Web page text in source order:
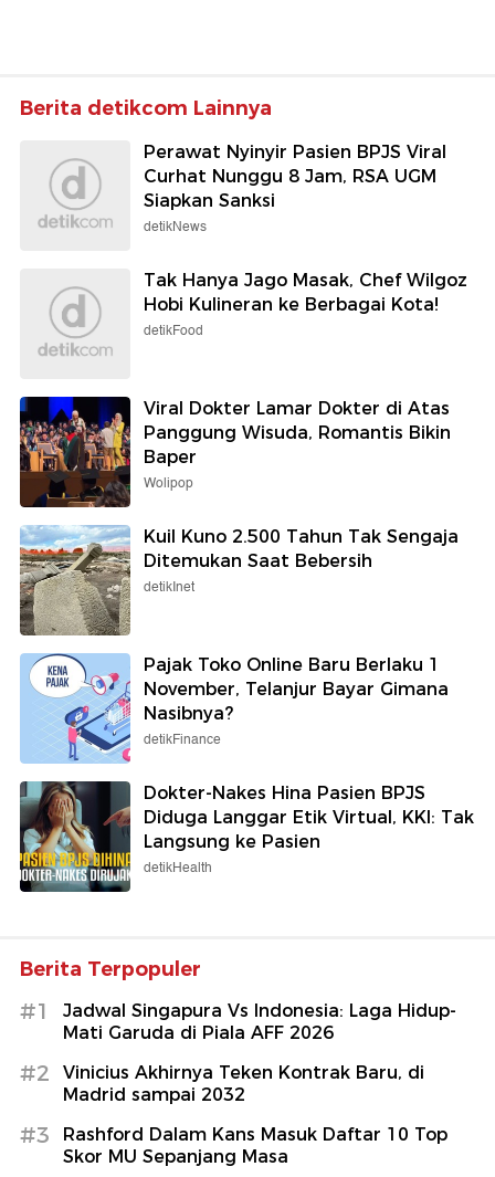
Berita detikcom Lainnya
Perawat Nyinyir Pasien BPJS Viral
Curhat Nunggu 8 Jam, RSA UGM
Siapkan Sanksi
detikNews
Tak Hanya Jago Masak, Chef Wilgoz
Hobi Kulineran ke Berbagai Kota!
detikFood
Viral Dokter Lamar Dokter di Atas
Panggung Wisuda, Romantis Bikin
Baper
Wolipop
Kuil Kuno 2.500 Tahun Tak Sengaja
Ditemukan Saat Bebersih
detikInet
Pajak Toko Online Baru Berlaku 1
November, Telanjur Bayar Gimana
Nasibnya?
detikFinance
Dokter-Nakes Hina Pasien BPJS
Diduga Langgar Etik Virtual, KKI: Tak
Langsung ke Pasien
detikHealth
Berita Terpopuler
#1
Jadwal Singapura Vs Indonesia: Laga Hidup-
Mati Garuda di Piala AFF 2026
#2
Vinicius Akhirnya Teken Kontrak Baru, di
Madrid sampai 2032
#3
Rashford Dalam Kans Masuk Daftar 10 Top
Skor MU Sepanjang Masa